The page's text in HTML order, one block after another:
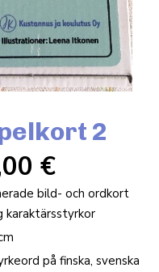
2
€
bild- och ordkort
karaktärsstyrkor
på finska, svenska